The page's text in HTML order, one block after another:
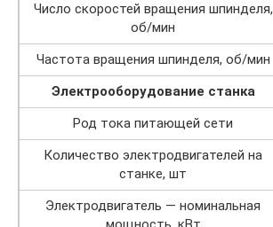
Число скоростей вращения шпинделя,
об/мин
Частота вращения шпинделя, об/мин
Электрооборудование станка
Род тока питающей сети
Количество электродвигателей на
станке, шт
Электродвигатель — номинальная